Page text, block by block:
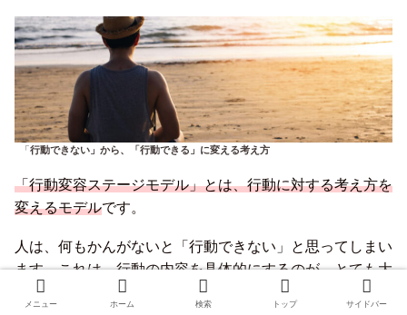
「行動できない」から、「行動できる」に変える考え方
「行動変容ステージモデル」とは、行動に対する考え方を
変えるモデルです。
人は、何もかんがないと「行動できない」と思ってしまい
ます。これは、行動の内容を具体的にするのが、とても大
変な事だからです。行動する方法を考えるよりも、
行動で
メニュー ホーム 検索 トップ サイドバー